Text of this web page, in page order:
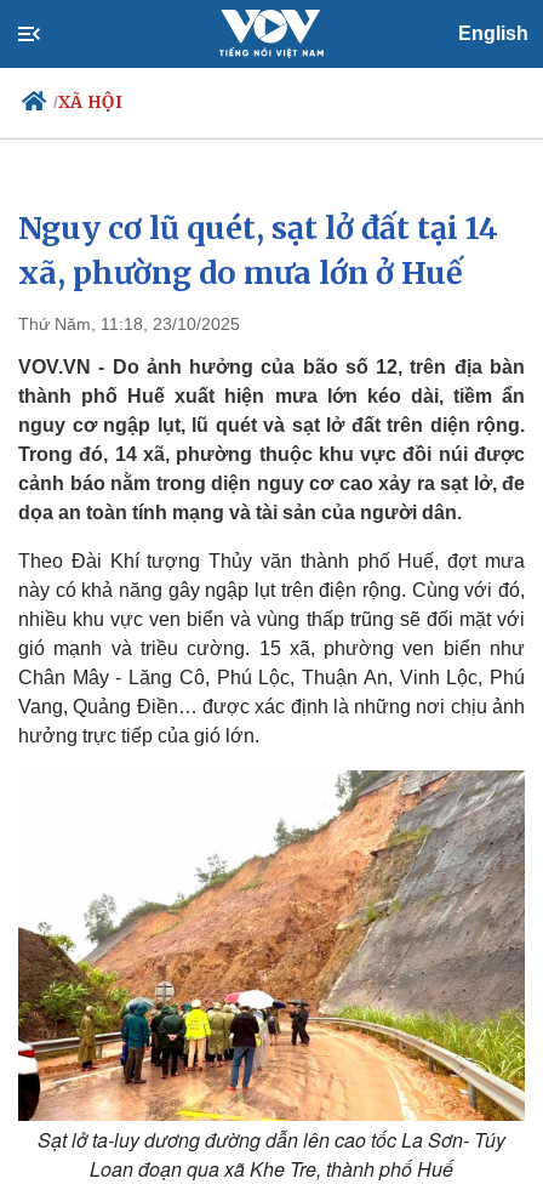
English
/XÃ HỘI
Chính trị
Đảng
Tổ chức nhân sự
Nhận diện sự thật
Xã hội
Tin 24h
Dự báo thời tiết
Việc làm
Biển đảo
Nguy cơ lũ quét, sạt lở đất tại 14
xã, phường do mưa lớn ở Huế
Thứ Năm, 11:18, 23/10/2025
VOV.VN - Do ảnh hưởng của bão số 12, trên địa bàn
thành phố Huế xuất hiện mưa lớn kéo dài, tiềm ẩn
nguy cơ ngập lụt, lũ quét và sạt lở đất trên diện rộng.
Trong đó, 14 xã, phường thuộc khu vực đồi núi được
cảnh báo nằm trong diện nguy cơ cao xảy ra sạt lở, đe
dọa an toàn tính mạng và tài sản của người dân.
Theo Đài Khí tượng Thủy văn thành phố Huế, đợt mưa
này có khả năng gây ngập lụt trên điện rộng. Cùng với đó,
nhiều khu vực ven biển và vùng thấp trũng sẽ đối mặt với
gió mạnh và triều cường. 15 xã, phường ven biển như
Chân Mây - Lăng Cô, Phú Lộc, Thuận An, Vinh Lộc, Phú
Vang, Quảng Điền… được xác định là những nơi chịu ảnh
hưởng trực tiếp của gió lớn.
Sạt lở ta-luy dương đường dẫn lên cao tốc La Sơn- Túy
Loan đoạn qua xã Khe Tre, thành phố Huế